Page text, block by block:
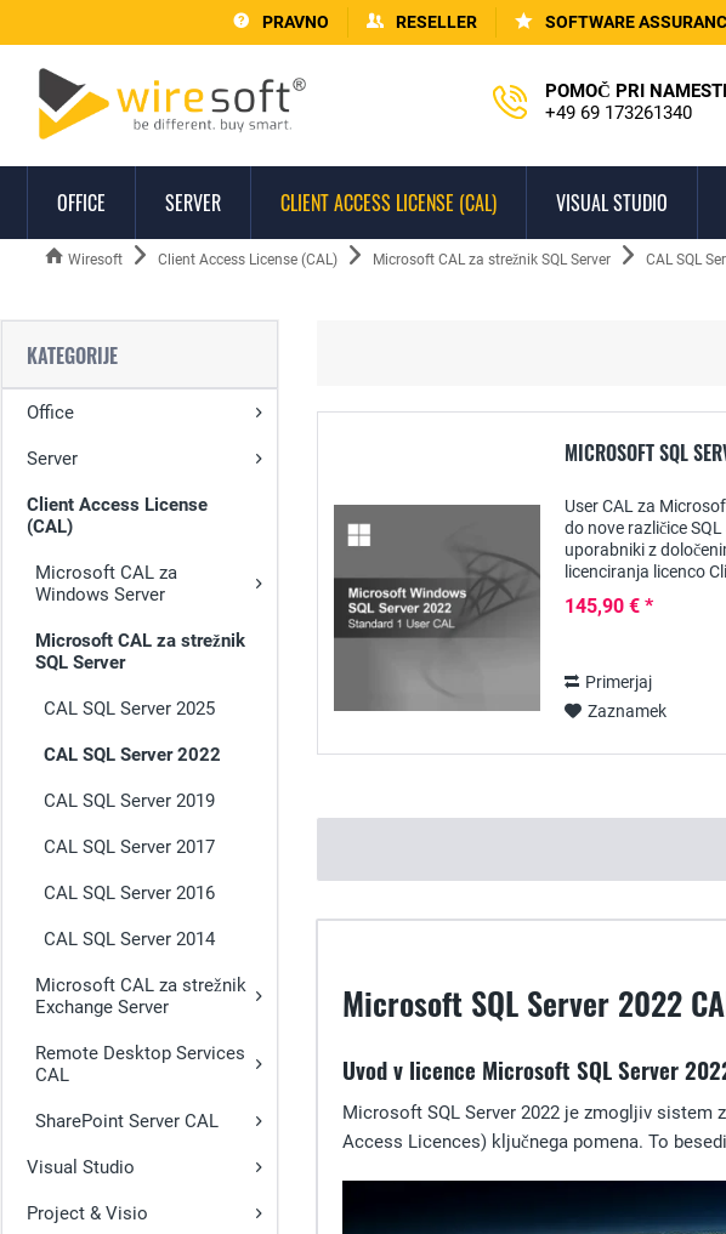
PRAVNO RESELLER SOFTWARE
POMOČ PRI
+49 69 173261340
OFFICE SERVER CLIENT ACCESS LICENSE (CAL) VISUAL STUDIO
Wiresoft Client Access License (CAL) Microsoft CAL za strežnik SQL Server CAL SQL
KATEGORIJE
Office
Server
Client Access License
(CAL)
Microsoft CAL za
Windows Server
Microsoft CAL za strežnik
SQL Server
CAL SQL Server 2025
CAL SQL Server 2022
CAL SQL Server 2019
CAL SQL Server 2017
CAL SQL Server 2016
CAL SQL Server 2014
Microsoft CAL za strežnik
Exchange Server
Remote Desktop Services
CAL
SharePoint Server CAL
Visual Studio
Project & Visio
MICROSOFT SQL
User CAL za
do nove različice
uporabniki z
licenciranja licenco
145,90 € *
Primerjaj
Zaznamek
Microsoft SQL Server 2022
Uvod v licence Microsoft SQL Server
Microsoft SQL Server 2022 je zmogljiv sistem
Access Licences) ključnega pomena. To